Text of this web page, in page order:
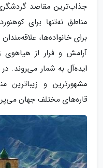
جذاب‌ترین مقاصد
مناطق نه‌تنها برای
برای خانواده‌ها،
آرامش و فرار از
ایده‌آل به شمار می‌روند.
مشهورترین و زیباترین
قاره‌های مختلف جهان